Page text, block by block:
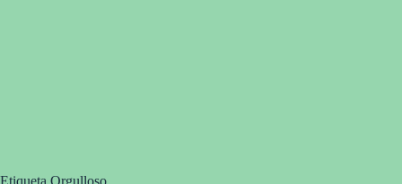
Etiqueta Orgulloso